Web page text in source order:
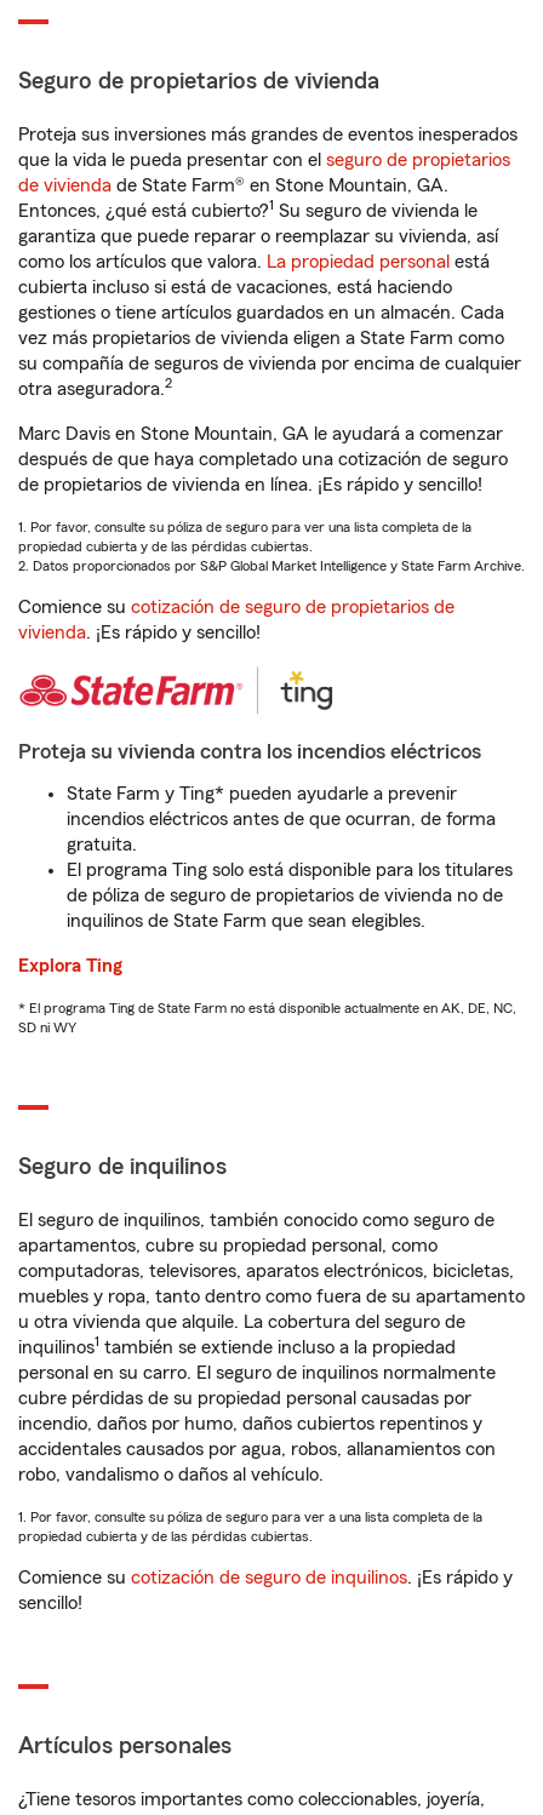
Seguro de propietarios de vivienda
Proteja sus inversiones más grandes de eventos inesperados
que la vida le pueda presentar con el seguro de propietarios
de vivienda de State Farm® en Stone Mountain, GA.
Entonces, ¿qué está cubierto?1 Su seguro de vivienda le
garantiza que puede reparar o reemplazar su vivienda, así
como los artículos que valora. La propiedad personal está
cubierta incluso si está de vacaciones, está haciendo
gestiones o tiene artículos guardados en un almacén. Cada
vez más propietarios de vivienda eligen a State Farm como
su compañía de seguros de vivienda por encima de cualquier
otra aseguradora.2
Marc Davis en Stone Mountain, GA le ayudará a comenzar
después de que haya completado una cotización de seguro
de propietarios de vivienda en línea. ¡Es rápido y sencillo!
1. Por favor, consulte su póliza de seguro para ver una lista completa de la
propiedad cubierta y de las pérdidas cubiertas.
2. Datos proporcionados por S&P Global Market Intelligence y State Farm Archive.
Comience su cotización de seguro de propietarios de
vivienda. ¡Es rápido y sencillo!
Proteja su vivienda contra los incendios eléctricos
State Farm y Ting* pueden ayudarle a prevenir
incendios eléctricos antes de que ocurran, de forma
gratuita.
El programa Ting solo está disponible para los titulares
de póliza de seguro de propietarios de vivienda no de
inquilinos de State Farm que sean elegibles.
Explora Ting
* El programa Ting de State Farm no está disponible actualmente en AK, DE, NC,
SD ni WY
Seguro de inquilinos
El seguro de inquilinos, también conocido como seguro de
apartamentos, cubre su propiedad personal, como
computadoras, televisores, aparatos electrónicos, bicicletas,
muebles y ropa, tanto dentro como fuera de su apartamento
u otra vivienda que alquile. La cobertura del seguro de
inquilinos1 también se extiende incluso a la propiedad
personal en su carro. El seguro de inquilinos normalmente
cubre pérdidas de su propiedad personal causadas por
incendio, daños por humo, daños cubiertos repentinos y
accidentales causados por agua, robos, allanamientos con
robo, vandalismo o daños al vehículo.
1. Por favor, consulte su póliza de seguro para ver a una lista completa de la
propiedad cubierta y de las pérdidas cubiertas.
Comience su cotización de seguro de inquilinos. ¡Es rápido y
sencillo!
Artículos personales
¿Tiene tesoros importantes como coleccionables, joyería,